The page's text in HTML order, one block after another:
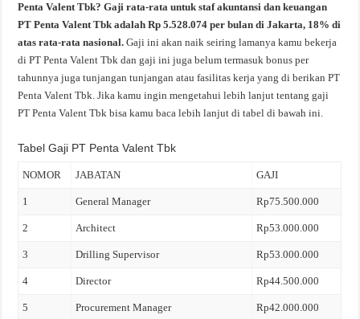
Penta Valent Tbk? Gaji rata-rata untuk staf akuntansi dan keuangan
PT Penta Valent Tbk adalah Rp 5.528.074 per bulan di Jakarta, 18% di
atas rata-rata nasional.Gaji ini akan naik seiring lamanya kamu bekerja
di PT Penta Valent Tbk dan gaji ini juga belum termasuk bonus per
tahunnya juga tunjangan tunjangan atau fasilitas kerja yang di berikan PT
Penta Valent Tbk. Jika kamu ingin mengetahui lebih lanjut tentang gaji
PT Penta Valent Tbk bisa kamu baca lebih lanjut di tabel di bawah ini.
Tabel Gaji PT Penta Valent Tbk
NOMOR JABATAN GAJI
1 General Manager Rp75.500.000
2 Architect Rp53.000.000
3 Drilling Supervisor Rp53.000.000
4 Director Rp44.500.000
5 Procurement Manager Rp42.000.000